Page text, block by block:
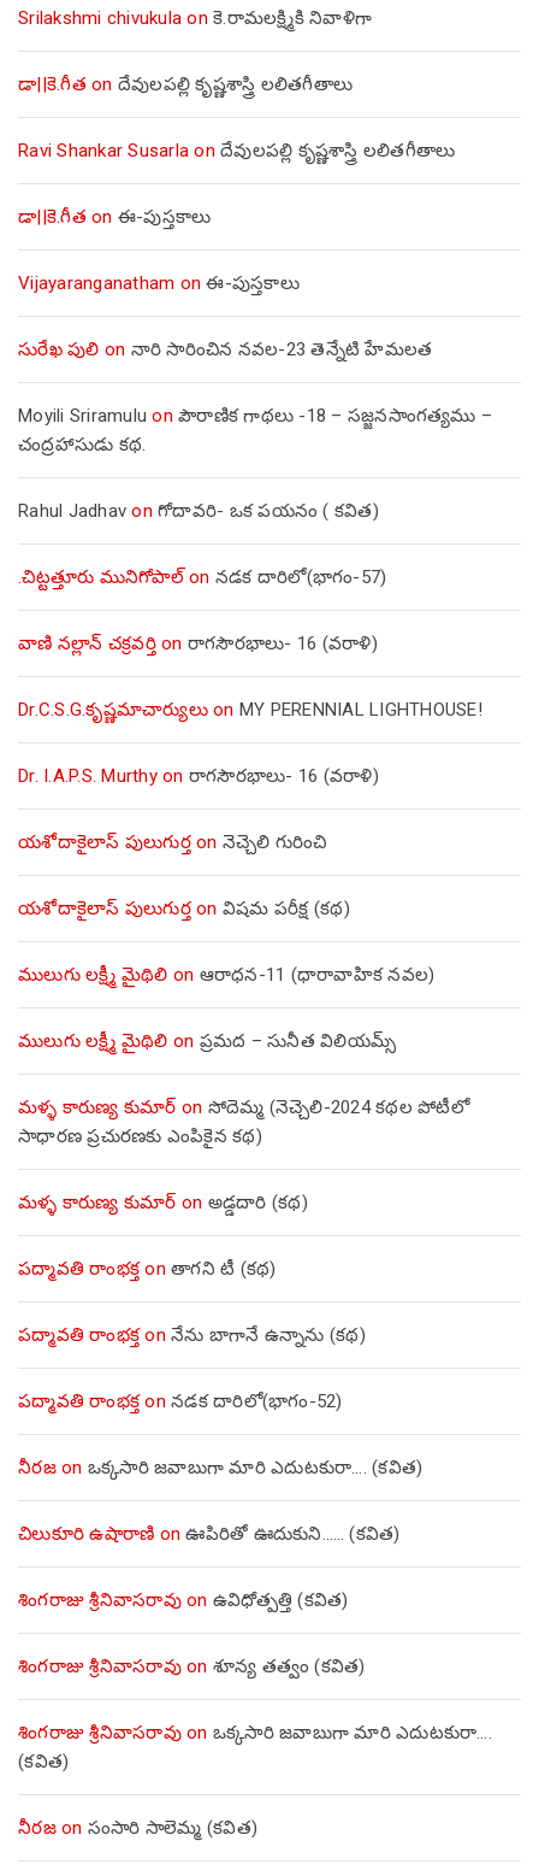
Srilakshmi chivukula on కె.రామలక్ష్మికి నివాళిగా
డా||కె.గీత on దేవులపల్లి కృష్ణశాస్త్రి లలితగీతాలు
Ravi Shankar Susarla on దేవులపల్లి కృష్ణశాస్త్రి లలితగీతాలు
డా||కె.గీత on ఈ-పుస్తకాలు
Vijayaranganatham onఈ-పుస్తకాలు
సురేఖ పులి on నారి సారించిన నవల-23 తెన్నేటి హేమలత
Moyili Sriramulu on పౌరాణిక గాథలు -18 – సజ్జనసాంగత్యము –
చంద్రహాసుడు కథ.
Rahul Jadhav on గోదావరి- ఒక పయనం ( కవిత)
.చిట్టత్తూరు మునిగోపాల్on నడక దారిలో(భాగం-57)
వాణి నల్లాన్ చక్రవర్తిon రాగసౌరభాలు- 16 (వరాళి)
Dr.C.S.G.కృష్ణమాచార్యులుon MY PERENNIAL LIGHTHOUSE!
Dr. I.A.P.S. Murthyon రాగసౌరభాలు- 16 (వరాళి)
యశోదాకైలాస్ పులుగుర్తon నెచ్చెలి గురించి
యశోదాకైలాస్ పులుగుర్తon విషమ పరీక్ష (క‌థ‌)
ములుగు లక్ష్మీ మైథిలి on ఆరాధన-11 (ధారావాహిక నవల)
ములుగు లక్ష్మీ మైథిలి on ప్రమద – సునీత విలియమ్స్
మళ్ళ కారుణ్య కుమార్ on సోదెమ్మ (నెచ్చెలి-2024 కథల పోటీలో
సాధారణ ప్రచురణకు ఎంపికైన కథ)
మళ్ళ కారుణ్య కుమార్ on అడ్డదారి (కథ)
పద్మావతి రాంభక్తon తాగని టీ (కథ)
పద్మావతి రాంభక్తon నేను బాగానే ఉన్నాను (క‌థ‌)
పద్మావతి రాంభక్తon నడక దారిలో(భాగం-52)
నీరజon ఒక్కసారి జవాబుగా మారి ఎదుటకురా…. (కవిత)
చిలుకూరి ఉషారాణి onఊపిరితో ఊదుకుని…… (కవిత)
శింగరాజు శ్రీనివాసరావుon ఉవిధోత్పత్తి (కవిత)
శింగరాజు శ్రీనివాసరావుon శూన్య తత్వం (కవిత)
శింగరాజు శ్రీనివాసరావుon ఒక్కసారి జవాబుగా మారి ఎదుటకురా….
(కవిత)
నీరజon సంసారి సాలెమ్మ (కవిత)